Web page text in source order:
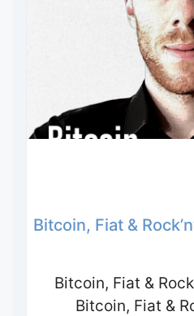
Bitcoin, Fiat &
Bitcoin, Fiat &
Bitcoin, Fiat &